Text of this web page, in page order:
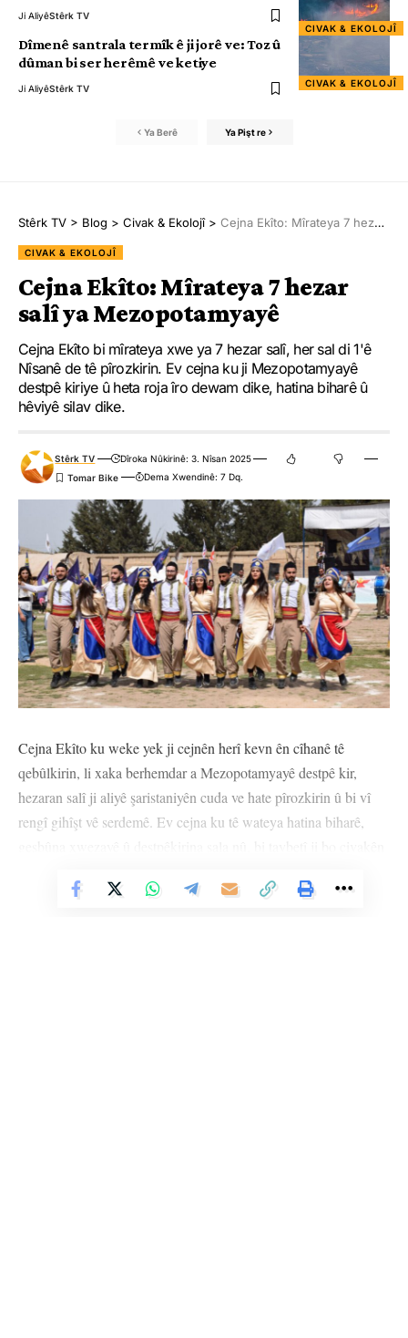
CIVAK & EKOLOJÎ
Ji AliyêStêrk TV
CIVAK & EKOLOJÎ
Dîmenê santrala termîk ê ji jorê ve: Toz û
dûman bi ser herêmê ve ketiye
Ji AliyêStêrk TV
Ya Berê Ya Pişt re
Stêrk TV > Blog > Civak & Ekolojî> Cejna Ekîto: Mîrateya 7 hezar salî ya Mezopotamyayê
CIVAK & EKOLOJÎ
Cejna Ekîto: Mîrateya 7 hezar
salî ya Mezopotamyayê
Cejna Ekîto bi mîrateya xwe ya 7 hezar salî, her sal di 1'ê
Nîsanê de tê pîrozkirin. Ev cejna ku ji Mezopotamyayê
destpê kiriye û heta roja îro dewam dike, hatina biharê û
hêviyê silav dike.
Stêrk TV
Dîroka Nûkirinê: 3. Nîsan 2025
Dema Xwendinê: 7 Dq.
Cejna Ekîto ku weke yek ji cejnên herî kevn ên cîhanê tê
qebûlkirin, li xaka berhemdar a Mezopotamyayê destpê kir,
hezaran salî ji aliyê şaristaniyên cuda ve hate pîrozkirin û bi vî
rengî gihîşt vê serdemê. Ev cejna ku tê wateya hatina biharê,
cejna Ekîto çawa destpê kir, rêwîtiya xwe ya dîrokî çawa ye û
Vê Nûçeyê Bixwîne